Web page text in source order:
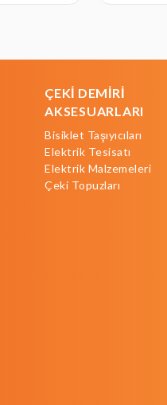
ÇEKİ DEMİRİ
AKSESUARLARI
Bisiklet Taşıyıcıları
Elektrik Tesisatı
Elektrik Malzemeleri
Çeki Topuzları